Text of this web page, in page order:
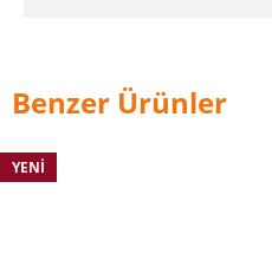
Benzer Ürünler
YENI